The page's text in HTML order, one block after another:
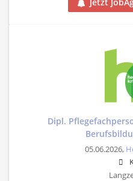
Dipl.
05.06.2026,